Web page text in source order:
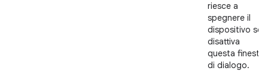
riesce a
spegnere il
dispositivo se
disattiva
questa finestra
di dialogo.